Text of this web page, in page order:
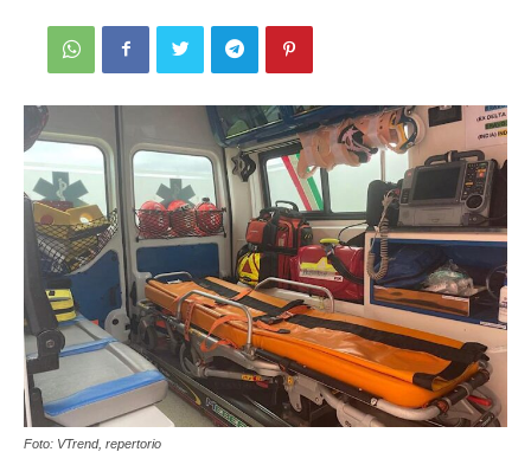
Foto: VTrend, repertorio